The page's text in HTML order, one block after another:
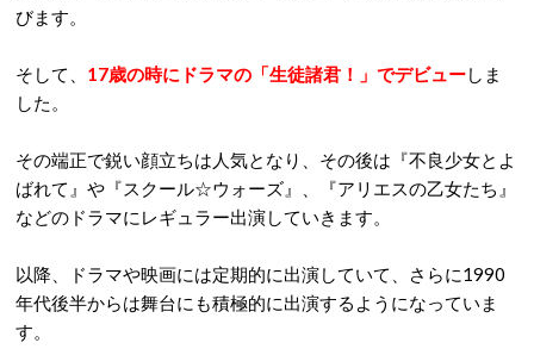
びます。
そして、 17歳の時にドラマの「生徒諸君！」でデビューしま
した。
その端正で鋭い顔立ちは人気となり、その後は『不良少女とよ
ばれて』や『スクール☆ウォーズ』、『アリエスの乙女たち』
などのドラマにレギュラー出演していきます。
以降、ドラマや映画には定期的に出演していて、さらに1990
年代後半からは舞台にも積極的に出演するようになっていま
す。